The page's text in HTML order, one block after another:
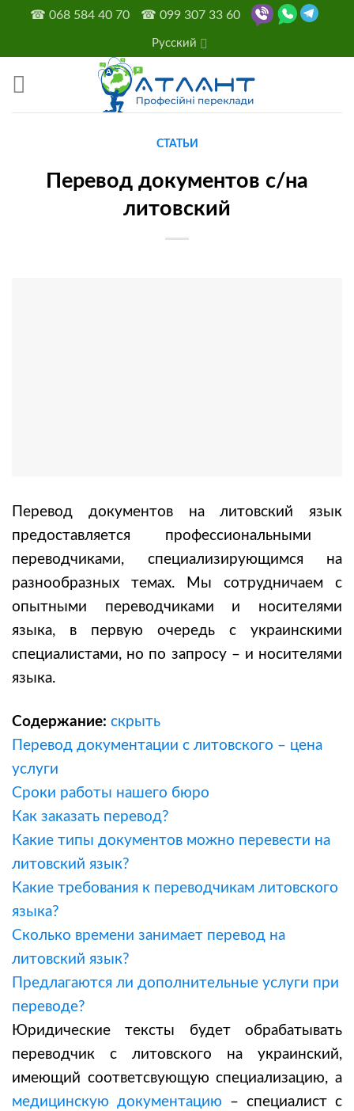
content
☎ 068 584 40 70 ☎ 099 307 33 60
Русский
СТАТЬИ
Перевод документов с/на
литовский
Перевод документов на литовский язык
предоставляется профессиональными
переводчиками, специализирующимся на
разнообразных темах. Мы сотрудничаем с
опытными переводчиками и носителями
языка, в первую очередь с украинскими
специалистами, но по запросу – и носителями
языка.
Содержание: скрыть
Перевод документации с литовского – цена
услуги
Сроки работы нашего бюро
Как заказать перевод?
Какие типы документов можно перевести на
литовский язык?
Какие требования к переводчикам литовского
языка?
Сколько времени занимает перевод на
литовский язык?
Предлагаются ли дополнительные услуги при
переводе?
Юридические тексты будет обрабатывать
переводчик с литовского на украинский,
имеющий соответсвующую специализацию, а
медицинскую документацию – специалист с